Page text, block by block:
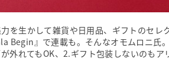
を生かして雑貨や日用品、ギフトのセレ
Begin』で連載も。そんなオモムロニ氏
外れてもOK、2.ギフト包装しないのもア